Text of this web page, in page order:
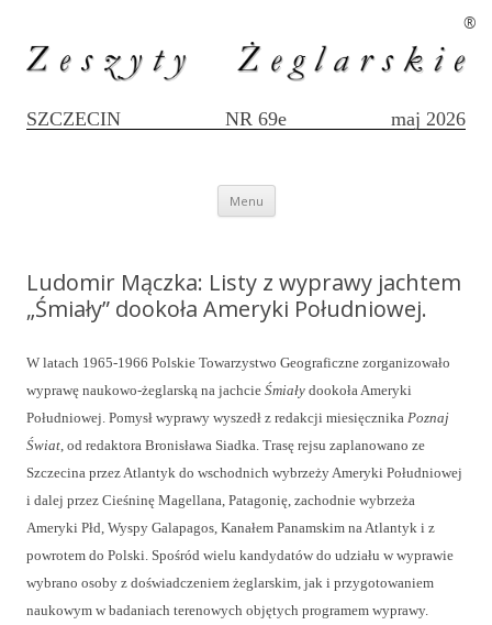
SZCZECIN NR 69e maj 2026
®
Menu Przejdź
Ludomir Mączka: Listy z wyprawy jachtem
„Śmiały” dookoła Ameryki Południowej.
W latach 1965-1966 Polskie Towarzystwo Geograficzne zorganizowało
wyprawę naukowo-żeglarską na jachcie Śmiały dookoła Ameryki
Południowej. Pomysł wyprawy wyszedł z redakcji miesięcznika Poznaj
Świat, od redaktora Bronisława Siadka. Trasę rejsu zaplanowano ze
Szczecina przez Atlantyk do wschodnich wybrzeży Ameryki Południowej
i dalej przez Cieśninę Magellana, Patagonię, zachodnie wybrzeża
Ameryki Płd, Wyspy Galapagos, Kanałem Panamskim na Atlantyk i z
powrotem do Polski. Spośród wielu kandydatów do udziału w wyprawie
wybrano osoby z doświadczeniem żeglarskim, jak i przygotowaniem
naukowym w badaniach terenowych objętych programem wyprawy.